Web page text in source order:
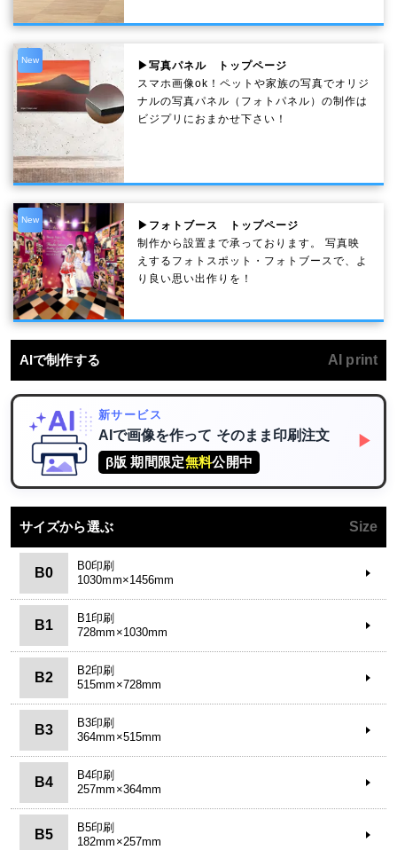
New
▶写真パネル トップページ
スマホ画像ok！ペットや家族の写真でオリジ
ナルの写真パネル（フォトパネル）の制作は
ビジプリにおまかせ下さい！
New
▶フォトブース トップページ
制作から設置まで承っております。 写真映
えするフォトスポット・フォトブースで、よ
り良い思い出作りを！
AIで制作する AI print
新サービス
AIで画像を作って そのまま印刷注文
β版 期間限定無料公開中
▶
サイズから選ぶ Size
B0
B0印刷
1030mm×1456mm
B1
B1印刷
728mm×1030mm
B2
B2印刷
515mm×728mm
B3
B3印刷
364mm×515mm
B4
B4印刷
257mm×364mm
B5
B5印刷
182mm×257mm